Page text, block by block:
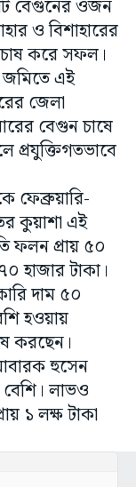
বেগুনের ওজন
ও বিশাহারের
করে সফল।
জমিতে এই
জেলা
বেগুন চাষে
প্রযুক্তিগতভাবে
ফেব্রুয়ারি-
কুয়াশা এই
ফলন প্রায় ৫০
হাজার টাকা।
দাম ৫০
হওয়ায়
করছেন।
হুসেন
লাভও
১ লক্ষ টাকা